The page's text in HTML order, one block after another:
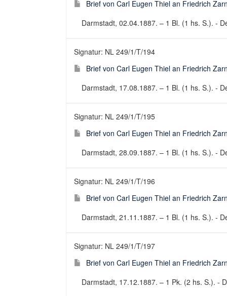
Brief von Carl Eugen Thiel an Friedrich
Darmstadt, 02.04.1887. – 1 Bl. (1 hs. S.). -
Signatur: NL 249/1/T/194
Brief von Carl Eugen Thiel an Friedrich
Darmstadt, 17.08.1887. – 1 Bl. (1 hs. S.). -
Signatur: NL 249/1/T/195
Brief von Carl Eugen Thiel an Friedrich
Darmstadt, 28.09.1887. – 1 Bl. (1 hs. S.). -
Signatur: NL 249/1/T/196
Brief von Carl Eugen Thiel an Friedrich
Darmstadt, 21.11.1887. – 1 Bl. (1 hs. S.). -
Signatur: NL 249/1/T/197
Brief von Carl Eugen Thiel an Friedrich
Darmstadt, 17.12.1887. – 1 Pk. (2 hs. S.). -